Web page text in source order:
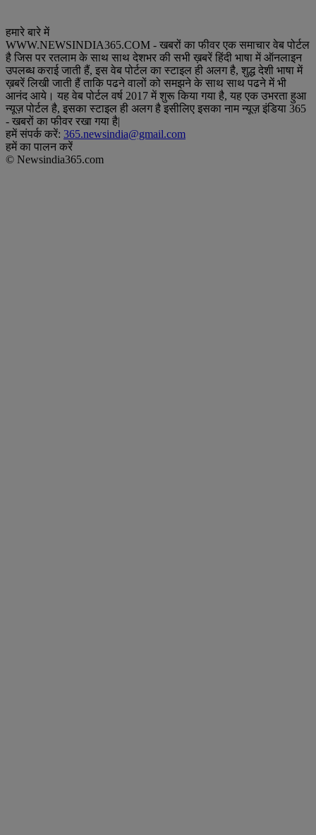
हमारे बारे में
WWW.NEWSINDIA365.COM - खबरों का फीवर एक समाचार वेब पोर्टल
है जिस पर रतलाम के साथ साथ देशभर की सभी ख़बरें हिंदी भाषा में ऑनलाइन
उपलब्ध कराई जाती हैं, इस वेब पोर्टल का स्टाइल ही अलग है, शुद्ध देशी भाषा में
ख़बरें लिखी जाती हैं ताकि पढने वालों को समझने के साथ साथ पढने में भी
आनंद आये। यह वेब पोर्टल वर्ष 2017 में शुरू किया गया है, यह एक उभरता हुआ
न्यूज़ पोर्टल है, इसका स्टाइल ही अलग है इसीलिए इसका नाम न्यूज़ इंडिया 365
- खबरों का फीवर रखा गया है|
हमें संपर्क करें: 365.newsindia@gmail.com
हमें का पालन करें
© Newsindia365.com